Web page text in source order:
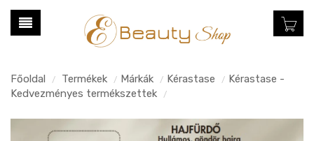
Főoldal / Termékek / Márkák / Kérastase / Kérastase -
Kedvezményes termékszettek
/